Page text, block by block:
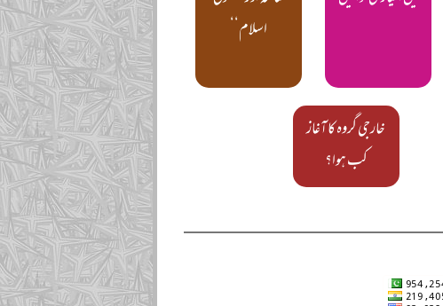
اسلام‘‘
خارجی گروہ کا آغاز
کب ہوا؟